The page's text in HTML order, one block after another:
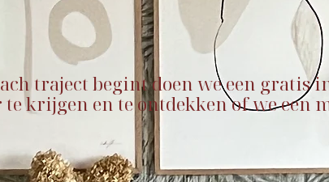
traject begint doen we een gratis
te krijgen en te ontdekken of we een